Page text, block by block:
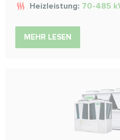
Heizleistung: 70-485
MEHR LESEN